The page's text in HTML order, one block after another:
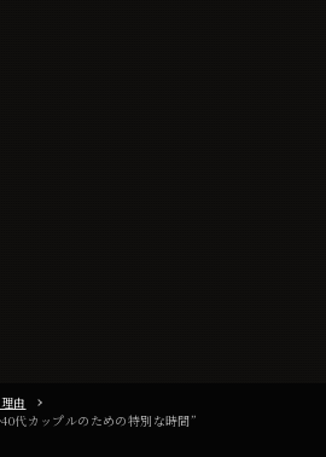
由
代カップルのための特別な時間”